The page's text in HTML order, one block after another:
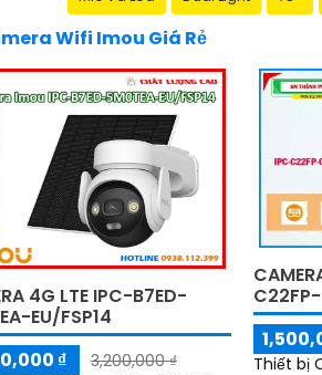
Wifi Imou Giá Rẻ
4G LTE IPC-B7ED-
EU/FSP14
₫
3,200,000 ₫
Thiết bị